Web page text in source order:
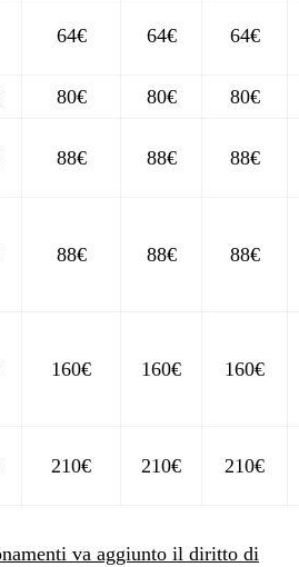
64€ 64€ 64€
80€ 80€
80€
88€ 88€ 88€
88€ 88€ 88€
160€ 160€ 160€
210€ 210€ 210€
va aggiunto il diritto di